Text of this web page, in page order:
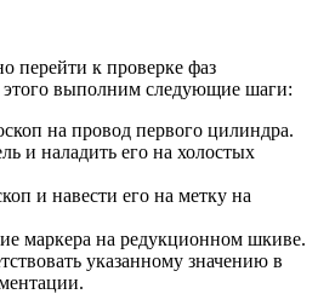
перейти к проверке фаз
этого выполним следующие шаги:
на провод первого цилиндра.
и наладить его на холостых
и навести его на метку на
маркера на редукционном шкиве.
указанному значению в